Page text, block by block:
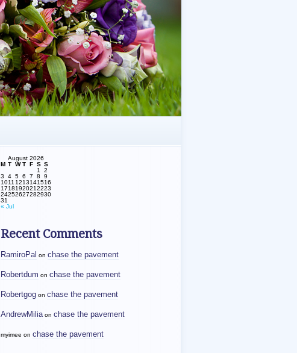
August 2026
M T W T F S S
1
2
3
4 5 6 7 8
9
1011 1213141516
17181920212223
24252627282930
31
« Jul
Recent Comments
RamiroPal on chase the pavement
Robertdum on chase the pavement
Robertgog on chase the pavement
AndrewMilia on chase the pavement
myimee on chase the pavement